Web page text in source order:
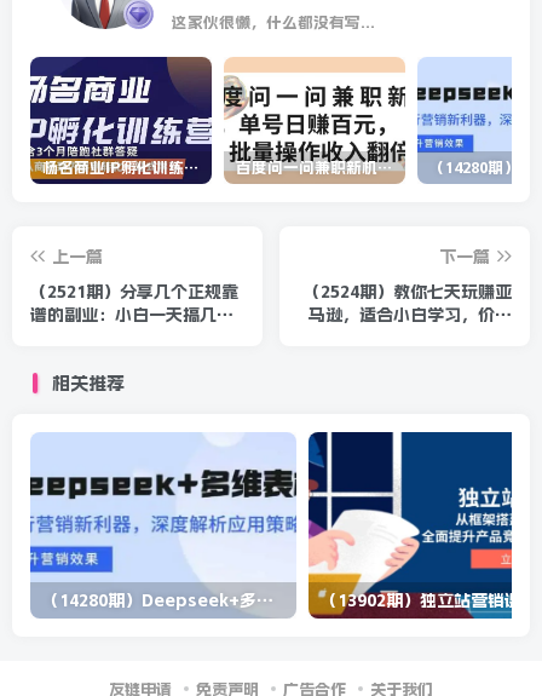
这家伙很懒，什么都没有写...
杨名商业IP孵化训练营，从商业到内容到转化一站式学 价值5980元 百度问一问兼职新机遇，单号日赚百元，批量操作收入翻倍
上一篇
（2521期）分享几个正规靠
谱的副业：小白一天搞几百
下一篇
（2524期）教你七天玩赚亚
马逊，适合小白学习，价值
相关推荐
（14280期）Deepseek+多维表格，银行营销新利器，深度解析应用策略，提升营销效果
友链申请 免责声明 广告合作 关于我们